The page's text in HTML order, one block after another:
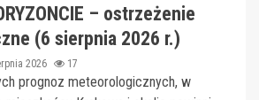
– ostrzeżenie
(6 sierpnia 2026 r.)
2026 17
prognoz meteorologicznych, w